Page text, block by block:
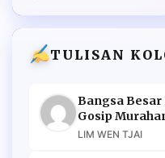
TULISAN
Bangsa Besar
Gosip
LIM WEN TJAI